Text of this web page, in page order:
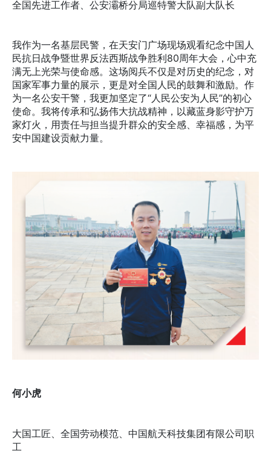
全国先进工作者、公安灞桥分局巡特警大队副大队长
我作为一名基层民警，在天安门广场现场观看纪念中国人
民抗日战争暨世界反法西斯战争胜利80周年大会，心中充
满无上光荣与使命感。这场阅兵不仅是对历史的纪念，对
国家军事力量的展示，更是对全国人民的鼓舞和激励。作
为一名公安干警，我更加坚定了“人民公安为人民”的初心
使命。我将传承和弘扬伟大抗战精神，以藏蓝身影守护万
家灯火，用责任与担当提升群众的安全感、幸福感，为平
安中国建设贡献力量。
何小虎
大国工匠、全国劳动模范、中国航天科技集团有限公司职
工